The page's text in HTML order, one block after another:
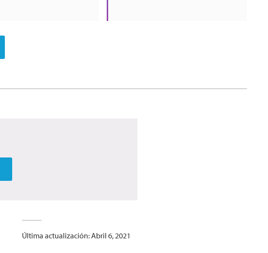
Última actualización: Abril 6, 2021